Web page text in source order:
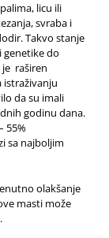
licu ili
svraba i
Takvo stanje
genetike do
je raširen
istraživanju
da su imali
godinu dana.
55%
sa najboljim
olakšanje
masti može